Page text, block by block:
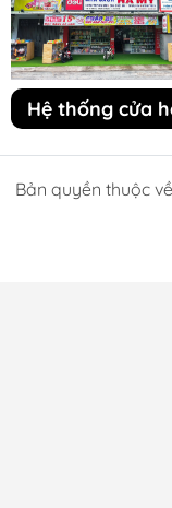
Hệ thống cửa
Bản quyền thuộc